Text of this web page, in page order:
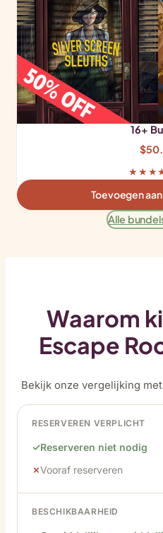
16+
$
Toevoegen
Alle
Waarom
Escape
Bekijk onze vergelijking
RESERVEREN VERPLICHT
Reserveren niet nodig
Vooraf reserveren
BESCHIKBAARHEID